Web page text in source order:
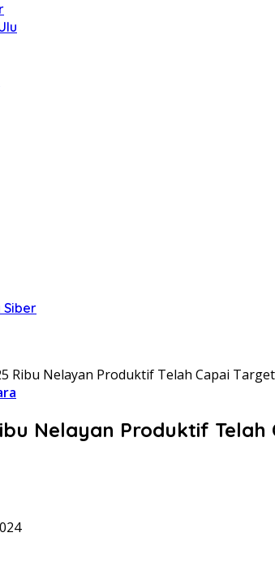
Siber
Ribu Nelayan Produktif Telah Capai
Nelayan Produktif